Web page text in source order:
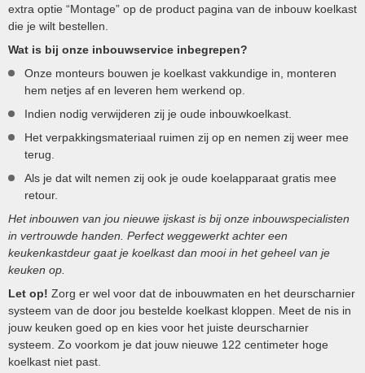
extra optie “Montage” op de product pagina van de inbouw koelkast
die je wilt bestellen.
Wat is bij onze inbouwservice inbegrepen?
Onze monteurs bouwen je koelkast vakkundige in, monteren
hem netjes af en leveren hem werkend op.
Indien nodig verwijderen zij je oude inbouwkoelkast.
Het verpakkingsmateriaal ruimen zij op en nemen zij weer mee
terug.
Als je dat wilt nemen zij ook je oude koelapparaat gratis mee
retour.
Het inbouwen van jou nieuwe ijskast is bij onze inbouwspecialisten
in vertrouwde handen. Perfect weggewerkt achter een
keukenkastdeur gaat je koelkast dan mooi in het geheel van je
keuken op.
Let op! Zorg er wel voor dat de inbouwmaten en het deurscharnier
systeem van de door jou bestelde koelkast kloppen. Meet de nis in
jouw keuken goed op en kies voor het juiste deurscharnier
systeem. Zo voorkom je dat jouw nieuwe 122 centimeter hoge
koelkast niet past.